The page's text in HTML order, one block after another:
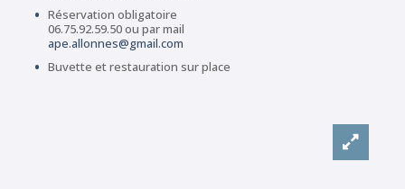
Réservation obligatoire
06.75.92.59.50 ou par mail
ape.allonnes@gmail.com
Buvette et restauration sur place